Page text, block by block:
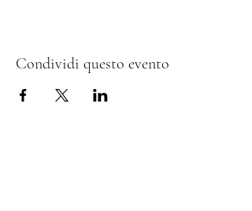
Condividi questo evento